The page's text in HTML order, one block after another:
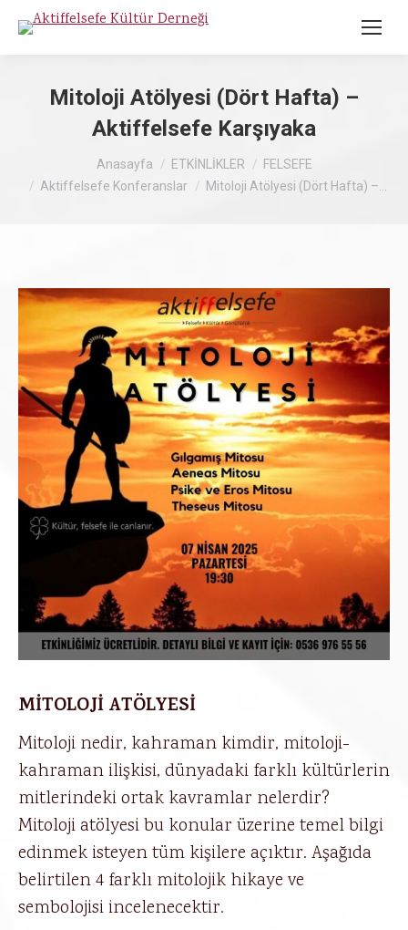
Mitoloji Atölyesi (Dört Hafta) –
Aktiffelsefe Karşıyaka
Buradasınız :Anasayfa ETKİNLİKLER
FELSEFE
Aktiffelsefe Konferanslar
Mitoloji Atölyesi (Dört Hafta) –…
MİTOLOJİ ATÖLYESİ
Mitoloji nedir, kahraman kimdir, mitoloji-
kahraman ilişkisi, dünyadaki farklı kültürlerin
mitlerindeki ortak kavramlar nelerdir?
Mitoloji atölyesi bu konular üzerine temel bilgi
edinmek isteyen tüm kişilere açıktır. Aşağıda
belirtilen 4 farklı mitolojik hikaye ve
sembolojisi incelenecektir.